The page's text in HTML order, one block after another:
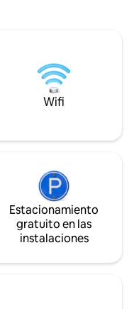
hasta 10
Wifi
Estacionamiento
gratuito en las
instalaciones